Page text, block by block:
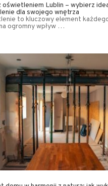
oświetleniem Lublin – wybierz
dla swojego wnętrza
to kluczowy element
ogromny wpływ …